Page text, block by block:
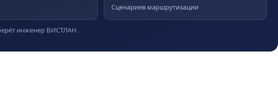
Сценариев маршрутизации
инженер ВИСТЛАН.